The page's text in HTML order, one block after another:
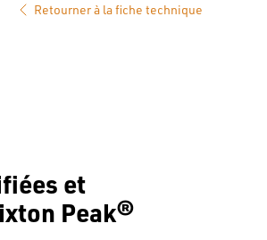
Retourner à la fiche technique
et
Peak®